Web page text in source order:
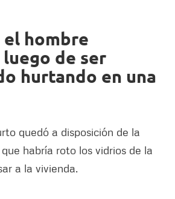
el hombre
de ser
hurtando en una
quedó a disposición de la
habría roto los vidrios de la
a la vivienda.